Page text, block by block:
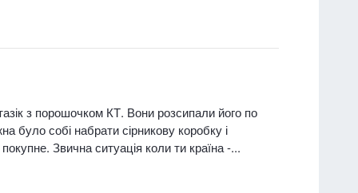
з порошочком КТ. Вони розсипали його по
було собі набрати сірникову коробку і
Звична ситуація коли ти країна -...